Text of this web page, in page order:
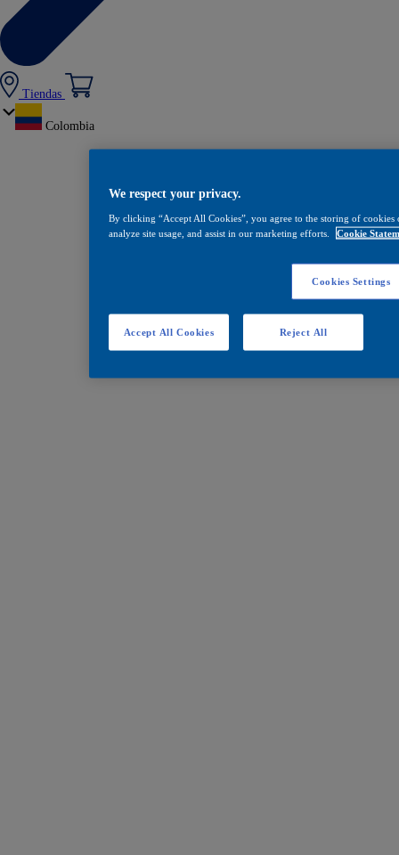
Tiendas
Colombia
We respect your privacy.
By clicking “Accept All Cookies”, you agree to the storing of
analyze site usage, and assist in our marketing efforts.
Cookie
Cookies Settings
Reject All
Accept All Cookies